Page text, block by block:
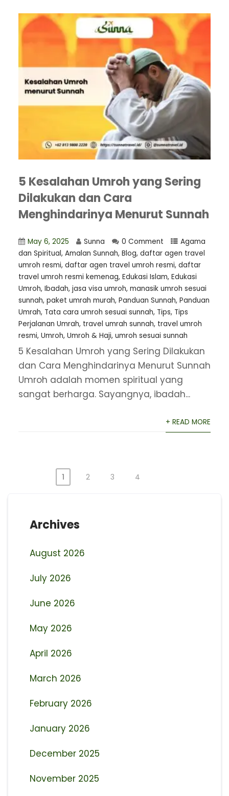
5 Kesalahan Umroh yang Sering
Dilakukan dan Cara
Menghindarinya Menurut Sunnah
May 6, 2025 Sunna 0 Comment
Agama
dan Spiritual, Amalan Sunnah, Blog, daftar agen travel
umroh resmi, ⁠daftar agen travel umroh resmi, daftar
travel umroh resmi kemenag, Edukasi Islam, Edukasi
Umroh, Ibadah, jasa visa umroh, manasik umroh sesuai
sunnah, paket umrah murah, Panduan Sunnah, Panduan
Umrah, Tata cara umroh sesuai sunnah, Tips, Tips
Perjalanan Umrah, travel umrah sunnah, travel umroh
resmi, Umroh, Umroh & Haji, umroh sesuai sunnah
5 Kesalahan Umroh yang Sering Dilakukan
dan Cara Menghindarinya Menurut Sunnah
Umroh adalah momen spiritual yang
sangat berharga. Sayangnya, ibadah...
+ READ MORE
1 2 3 4
Archives
August 2026
July 2026
June 2026
May 2026
April 2026
March 2026
February 2026
January 2026
December 2025
November 2025